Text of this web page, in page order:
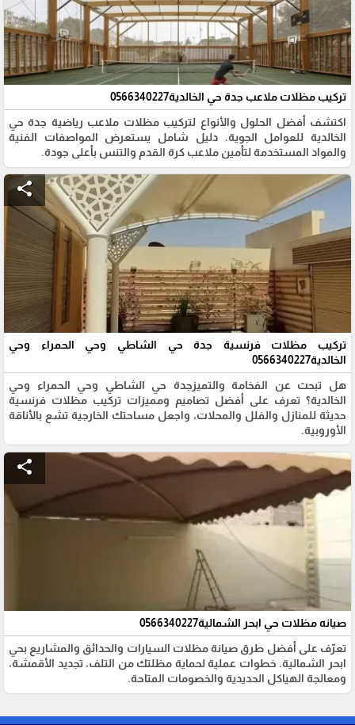
تركيب مظلات ملاعب جدة حي الخالدية0566340227
​اكتشف أفضل الحلول والأنواع لتركيب مظلات ملاعب رياضية جدة حي
الخالدية للعوامل الجوية. دليل شامل يستعرض المواصفات الفنية
والمواد المستخدمة لتأمين ملاعب كرة القدم والتنس بأعلى جودة.
share
تركيب مظلات فرنسية جدة حي الشاطي وحي الحمراء وحي
الخالدية0566340227
هل تبحث عن الفخامة والتميزجدة حي الشاطي وحي الحمراء وحي
الخالدية؟ تعرف على أفضل تصاميم ومميزات تركيب مظلات فرنسية
حديثة للمنازل والفلل والمحلات، واجعل مساحتك الخارجية تشع بالأناقة
الأوروبية.
share
صيانه مظلات حي ابحر الشمالية0566340227
تعرّف على أفضل طرق صيانة مظلات السيارات والحدائق والمشاريع بحي
ابحر الشمالية. خطوات عملية لحماية مظلتك من التلف، تجديد الأقمشة،
ومعالجة الهياكل الحديدية والخصومات المتاحة.